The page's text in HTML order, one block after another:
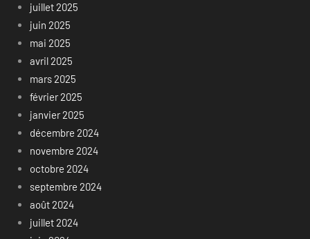
juillet 2025
juin 2025
mai 2025
avril 2025
mars 2025
février 2025
janvier 2025
décembre 2024
novembre 2024
octobre 2024
septembre 2024
août 2024
juillet 2024